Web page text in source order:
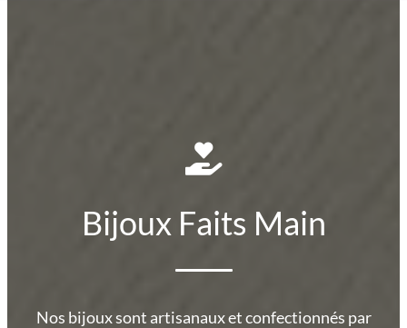
Bijoux Faits Main
Nos bijoux sont artisanaux et confectionnés par